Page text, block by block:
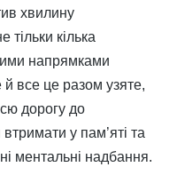
хвилину
кілька
напрямками
й все це разом узяте,
дорогу до
у пам’яті та
ментальні надбання.